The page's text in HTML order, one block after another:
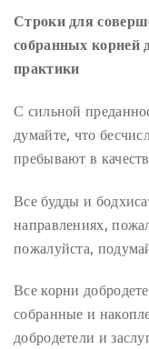
Строки для
собранных корней
практики
С сильной
думайте, что
пребывают в
Все будды и
направлениях,
пожалуйста,
Все корни
собранные и
добродетели и